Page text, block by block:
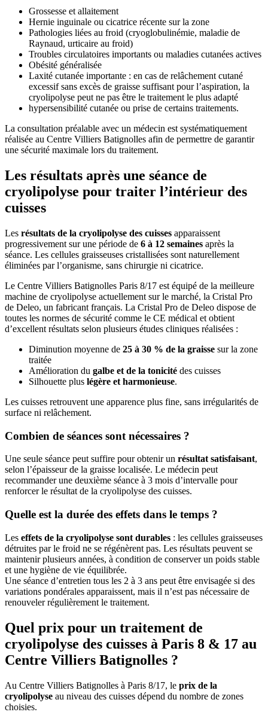
Grossesse et allaitement
Hernie inguinale ou cicatrice récente sur la zone
Pathologies liées au froid (cryoglobulinémie, maladie de
Raynaud, urticaire au froid)
Troubles circulatoires importants ou maladies cutanées actives
Obésité généralisée
Laxité cutanée importante : en cas de relâchement cutané
excessif sans excès de graisse suffisant pour l’aspiration, la
cryolipolyse peut ne pas être le traitement le plus adapté
hypersensibilité cutanée ou prise de certains traitements.
La consultation préalable avec un médecin est systématiquement
réalisée au Centre Villiers Batignolles afin de permettre de garantir
une sécurité maximale lors du traitement.
Les résultats après une séance de
cryolipolyse pour traiter l’intérieur des
cuisses
Les résultats de la cryolipolyse des cuisses apparaissent
progressivement sur une période de 6 à 12 semaines après la
séance. Les cellules graisseuses cristallisées sont naturellement
éliminées par l’organisme, sans chirurgie ni cicatrice.
Le Centre Villiers Batignolles Paris 8/17 est équipé de la meilleure
machine de cryolipolyse actuellement sur le marché, la Cristal Pro
de Deleo, un fabricant français. La Cristal Pro de Deleo dispose de
toutes les normes de sécurité comme le CE médical et obtient
d’excellent résultats selon plusieurs études cliniques réalisées :
Diminution moyenne de 25 à 30 % de la graisse sur la zone
traitée
Amélioration du galbe et de la tonicité des cuisses
Silhouette plus légère et harmonieuse.
Les cuisses retrouvent une apparence plus fine, sans irrégularités de
surface ni relâchement.
Combien de séances sont nécessaires ?
Une seule séance peut suffire pour obtenir un résultat satisfaisant,
selon l’épaisseur de la graisse localisée. Le médecin peut
recommander une deuxième séance à 3 mois d’intervalle pour
renforcer le résultat de la cryolipolyse des cuisses.
Quelle est la durée des effets dans le temps ?
Les effets de la cryolipolyse sont durables : les cellules graisseuses
détruites par le froid ne se régénèrent pas. Les résultats peuvent se
maintenir plusieurs années, à condition de conserver un poids stable
et une hygiène de vie équilibrée.
Une séance d’entretien tous les 2 à 3 ans peut être envisagée si des
variations pondérales apparaissent, mais il n’est pas nécessaire de
renouveler régulièrement le traitement.
Quel prix pour un traitement de
cryolipolyse des cuisses à Paris 8 & 17 au
Centre Villiers Batignolles ?
Au Centre Villiers Batignolles à Paris 8/17, le prix de la
cryolipolyse au niveau des cuisses dépend du nombre de zones
choisies.